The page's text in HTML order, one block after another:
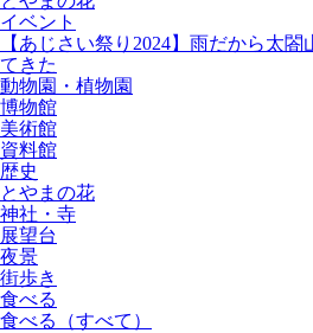
イベント
【あじさい祭り2024】雨だから太
てきた
動物園・植物園
博物館
美術館
資料館
歴史
とやまの花
神社・寺
展望台
夜景
街歩き
食べる
食べる
（すべて）